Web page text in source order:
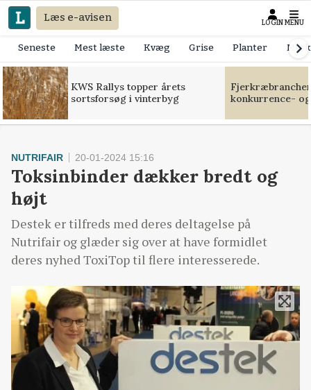
Læs e-avisen LOGIN MENU
Seneste Mest læste Kvæg Grise Planter
KWS Rallys topper årets
sortsforsøg i vinterbyg
konkurrence-
NUTRIFAIR 20-01-2024 15:16
Toksinbinder dækker bredt og
højt
Destek er tilfreds med deres deltagelse på
Nutrifair og glæder sig over at have formidlet
deres nyhed ToxiTop til flere interesserede.